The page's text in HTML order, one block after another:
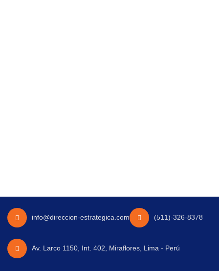
info@direccion-estrategica.com (511)-326-8378
Av. Larco 1150, Int. 402, Miraflores, Lima - Perú